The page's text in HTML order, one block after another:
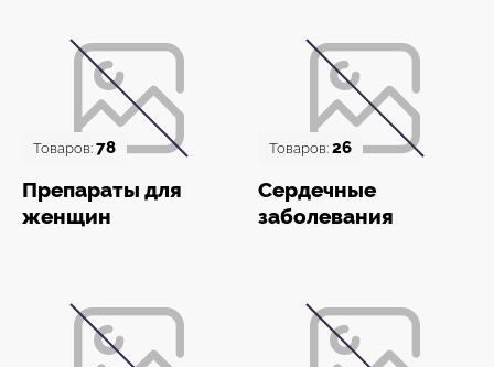
Товаров: 78
Препараты для
женщин
Товаров: 26
Сердечные
заболевания